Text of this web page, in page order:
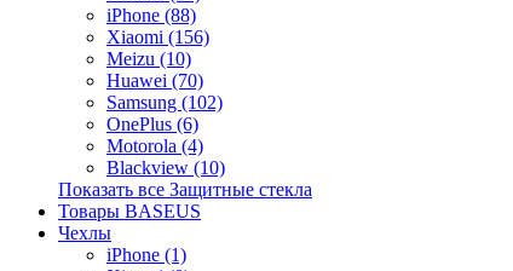
iPhone (88)
Xiaomi (156)
Meizu (10)
Huawei (70)
Samsung (102)
OnePlus (6)
Motorola (4)
Blackview (10)
Показать все Защитные стекла
Товары BASEUS
Чехлы
iPhone (1)